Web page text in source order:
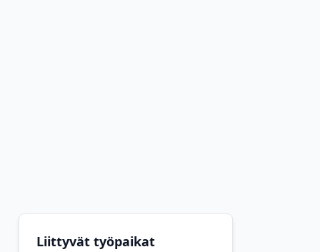
Liittyvät työpaikat